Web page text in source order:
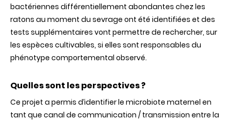
bactériennes différentiellement abondantes chez les
ratons au moment du sevrage ont été identifiées et des
tests supplémentaires vont permettre de rechercher, sur
les espèces cultivables, si elles sont responsables du
phénotype comportemental observé.
Quelles sont les perspectives ?
Ce projet a permis d’identifier le microbiote maternel en
tant que canal de communication / transmission entre la